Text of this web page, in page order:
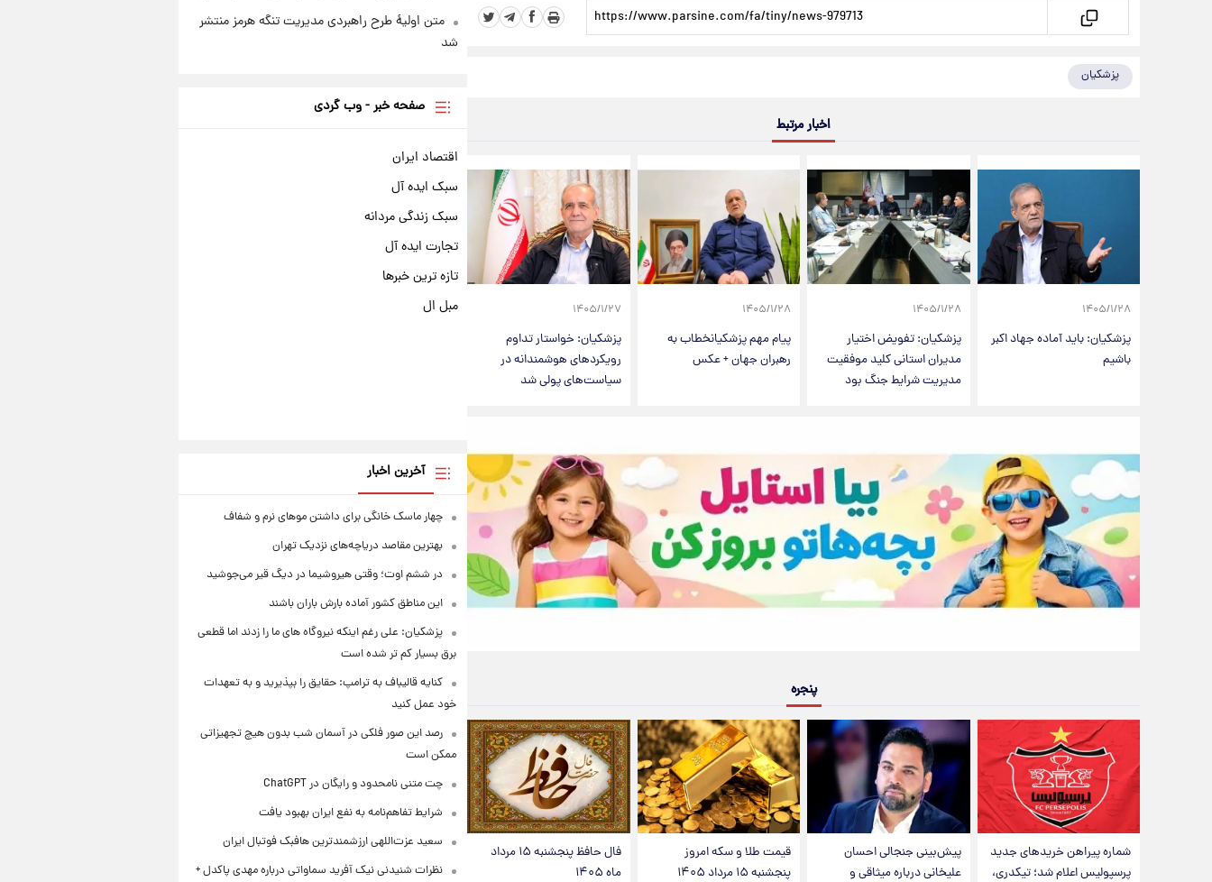
پزشکیان
اخبار مرتبط
۱۴۰۵/۱/۲۸
پزشکیان: باید آماده جهاد اکبر
باشیم
۱۴۰۵/۱/۲۸
پزشکیان: تفویض اختیار
مدیران استانی کلید موفقیت
مدیریت شرایط جنگ بود
۱۴۰۵/۱/۲۸
پیام مهم پزشکیانخطاب به
رهبران جهان + عکس
۱۴۰۵/۱/۲۷
پزشکیان: خواستار تداوم
رویکردهای هوشمندانه در
سیاست‌های پولی شد
پنجره
شماره پیراهن خریدهای جدید
پرسپولیس اعلام شد؛ تیکدری،
پیش‌بینی جنجالی احسان
علیخانی درباره میثاقی و
قیمت طلا و سکه امروز
پنجشنبه ۱۵ مرداد ۱۴۰۵
فال حافظ پنجشنبه ۱۵ مرداد
ماه ۱۴۰۵
متن اولیۀ طرح راهبردی مدیریت تنگه هرمز منتشر
شد
صفحه خبر - وب گردی
اقتصاد ایران
سبک ایده آل
سبک زندگی مردانه
تجارت ایده آل
تازه ترین خبرها
مبل ال
آخرین اخبار
چهار ماسک خانگی برای داشتن موهای نرم و شفاف
بهترین مقاصد دریاچه‌های نزدیک تهران
در ششم اوت؛ وقتی هیروشیما در دیگ قیر می‌جوشید
این مناطق کشور آماده بارش باران باشند
پزشکیان: علی رغم اینکه نیروگاه های ما را زدند اما قطعی
برق بسیار کم تر شده است
کنایه قالیباف به ترامپ: حقایق را بپذیرید و به تعهدات
خود عمل کنید
رصد این صور فلکی در آسمان شب بدون هیچ تجهیزاتی
ممکن است
چت متنی نامحدود و رایگان در ChatGPT
شرایط تفاهم‌نامه به نفع ایران بهبود یافت
سعید عزت‌اللهی ارزشمندترین هافبک فوتبال ایران
نظرات شنیدنی نیک آفرید سماواتی درباره مهدی پاکدل +